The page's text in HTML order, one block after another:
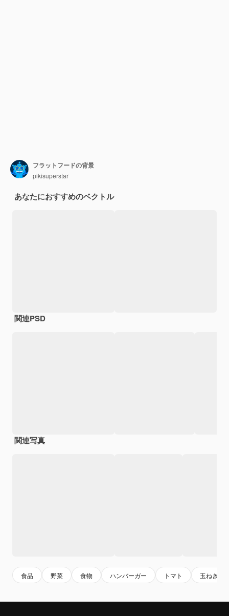
フラットフードの背景
pikisuperstar
あなたにおすすめのベクトル
関連PSD
関連写真
食品 野菜 食物 ハンバーガー トマト 玉ねぎ